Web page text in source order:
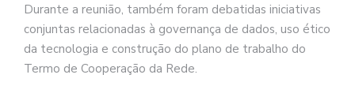
Durante a reunião, também foram debatidas iniciativas
conjuntas relacionadas à governança de dados, uso ético
da tecnologia e construção do plano de trabalho do
Termo de Cooperação da Rede.